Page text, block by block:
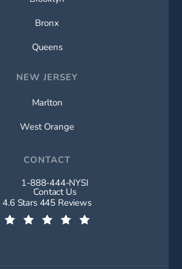
Bronx
Queens
NEW JERSEY
Marlton
West Orange
CONTACT
Call New York Spine Institute on
1-888-444-NYSI
Contact Us
New York Spine Institute reviews:
4.6 Stars 445 Reviews